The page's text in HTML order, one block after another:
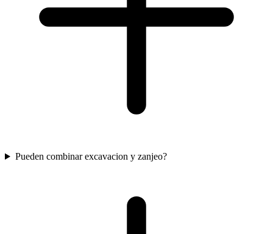
Pueden combinar excavacion y zanjeo?